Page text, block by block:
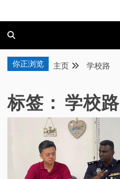
你正浏览 主页 学校路
标签： 学校路